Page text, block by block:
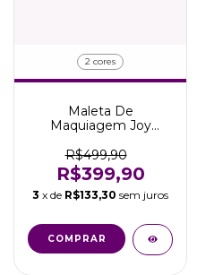
2 cores
Maleta De
Maquiagem Joy
Gavetas Retráteis
R$499,90
R$399,90
3 x de R$133,30 sem juros
COMPRAR